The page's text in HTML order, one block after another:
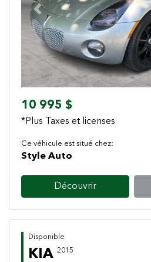
Previous
10 995 $
*Plus Taxes et licenses
Ce véhicule est situé chez:
Style Auto
Découvrir
Disponible
KIA 2015